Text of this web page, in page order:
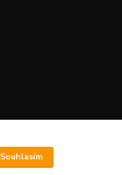
Souhlasím